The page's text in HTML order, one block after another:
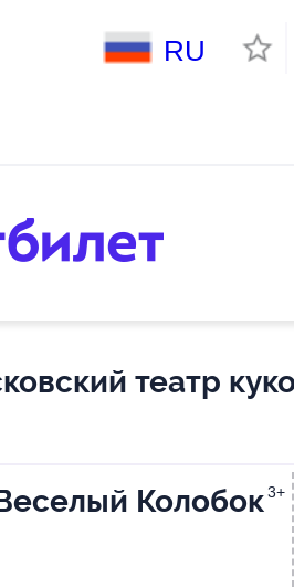
RU
театр
Колобок3+